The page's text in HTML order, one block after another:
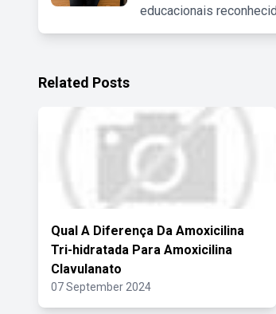
educacionais
Related Posts
Qual A Diferença Da Amoxicilina
Tri-hidratada Para Amoxicilina
Clavulanato
07 September 2024